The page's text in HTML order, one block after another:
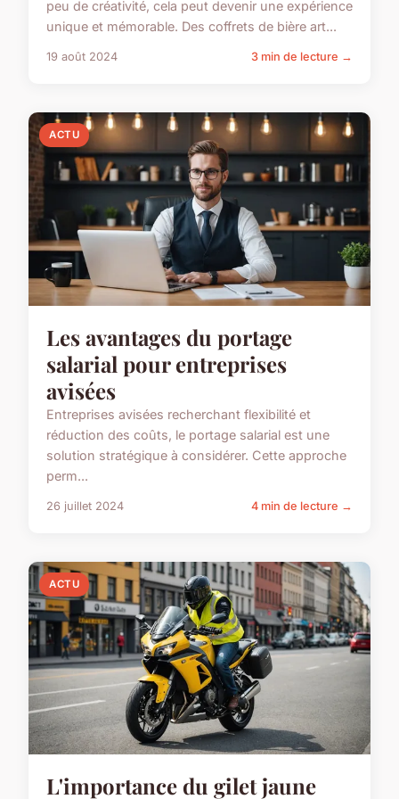
peu de créativité, cela peut devenir une expérience
unique et mémorable. Des coffrets de bière art...
19 août 2024 3 min de lecture →
ACTU
Les avantages du portage
salarial pour entreprises
avisées
Entreprises avisées recherchant flexibilité et
réduction des coûts, le portage salarial est une
solution stratégique à considérer. Cette approche
perm...
26 juillet 2024 4 min de lecture →
ACTU
L'importance du gilet jaune